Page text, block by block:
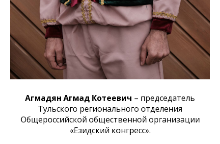
Агмадян Агмад Котеевич – председатель
Тульского регионального отделения
Общероссийской общественной организации
«Езидский конгресс».